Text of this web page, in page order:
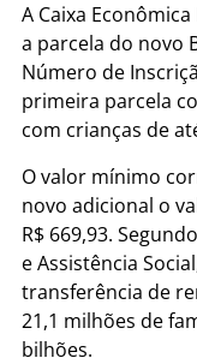
A Caixa
a parcela do novo
Número de
primeira parcela
com crianças de
O valor mínimo
novo adicional o
R$ 669,93.
e Assistência
transferência de
21,1 milhões de
bilhões.